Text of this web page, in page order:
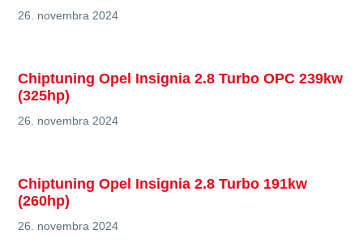
26. novembra 2024
Chiptuning Opel Insignia 2.8 Turbo OPC 239kw
(325hp)
26. novembra 2024
Chiptuning Opel Insignia 2.8 Turbo 191kw
(260hp)
26. novembra 2024